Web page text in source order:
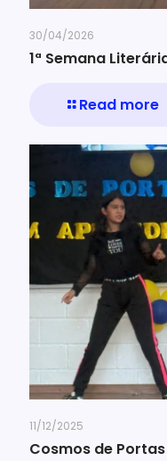
30/04/2026
1ª Semana
Read more
11/12/2025
Cosmos de